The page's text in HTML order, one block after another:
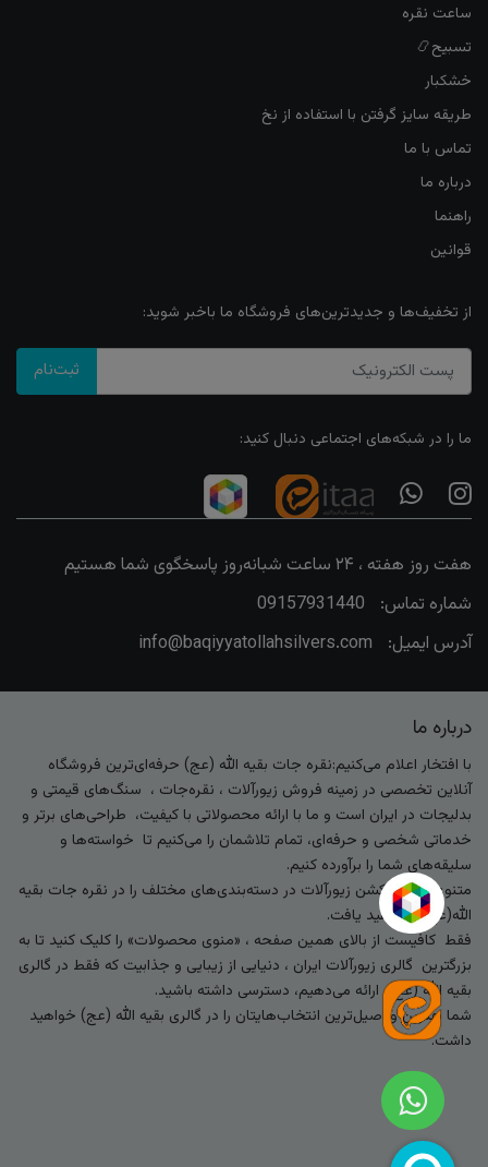
ساعت نقره
تسبیح📿
خشکبار
طریقه سایز گرفتن با استفاده از نخ
تماس با ما
درباره ما
راهنما
قوانین
از تخفیف‌ها و جدیدترین‌های فروشگاه ما باخبر شوید:
ثبت‌نام
ما را در شبکه‌های اجتماعی دنبال کنید:
هفت روز هفته ، ۲۴ ساعت شبانه‌روز پاسخگوی شما هستیم
شماره تماس:
09157931440
آدرس ایمیل:
info@baqiyyatollahsilvers.com
درباره ما
با افتخار اعلام می‌کنیم:نقره جات بقیه الله (عج) حرفه‌ای‌ترین فروشگاه
آنلاین تخصصی در زمینه فروش زیورآلات ، نقره‌جات ، سنگ‌های قیمتی و
بدلیجات در ایران است و ما با ارائه محصولاتی با کیفیت، طراحی‌های برتر و
خدماتی شخصی و حرفه‌ای، تمام تلاشمان را می‌کنیم تا خواسته‌ها و
سلیقه‌های شما را برآورده کنیم.
متنوع‌ترین کالکشن زیورآلات در دسته‌بندی‌های مختلف را در نقره جات بقیه
الله(عج) خواهید یافت.
فقط کافیست از بالای همین صفحه ، «منوی محصولات» را کلیک کنید تا به
بزرگترین گالری زیورآلات ایران ، دنیایی از زیبایی و جذابیت که فقط در گالری
بقیه الله (عج) ارائه می‌دهیم، دسترسی داشته باشید.
شما بهترین و اصیل‌ترین انتخاب‌هایتان را در گالری بقیه الله (عج) خواهید
داشت.